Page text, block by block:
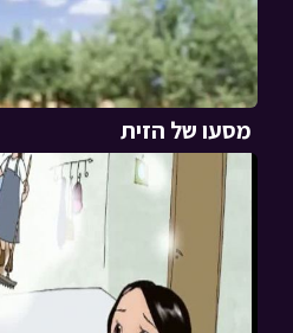
מסעו של הזית